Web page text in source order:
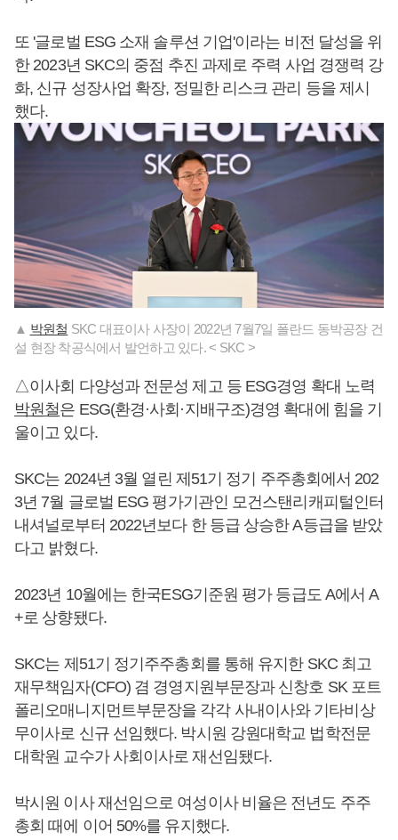
또 '글로벌 ESG 소재 솔루션 기업'이라는 비전 달성을 위
한 2023년 SKC의 중점 추진 과제로 주력 사업 경쟁력 강
화, 신규 성장사업 확장, 정밀한 리스크 관리 등을 제시
했다.
▲ 박원철 SKC 대표이사 사장이 2022년 7월7일 폴란드 동박공장 건
설 현장 착공식에서 발언하고 있다. < SKC >
△이사회 다양성과 전문성 제고 등 ESG경영 확대 노력
박원철은 ESG(환경·사회·지배구조)경영 확대에 힘을 기
울이고 있다.
SKC는 2024년 3월 열린 제51기 정기 주주총회에서 202
3년 7월 글로벌 ESG 평가기관인 모건스탠리캐피털인터
내셔널로부터 2022년보다 한 등급 상승한 A등급을 받았
다고 밝혔다.
2023년 10월에는 한국ESG기준원 평가 등급도 A에서 A
+로 상향됐다.
SKC는 제51기 정기주주총회를 통해 유지한 SKC 최고
재무책임자(CFO) 겸 경영지원부문장과 신창호 SK 포트
폴리오매니지먼트부문장을 각각 사내이사와 기타비상
무이사로 신규 선임했다. 박시원 강원대학교 법학전문
대학원 교수가 사회이사로 재선임됐다.
박시원 이사 재선임으로 여성이사 비율은 전년도 주주
총회 때에 이어 50%를 유지했다.